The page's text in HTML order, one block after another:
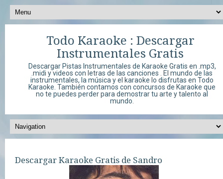
Todo Karaoke : Descargar
Instrumentales Gratis
Descargar Pistas Instrumentales de Karaoke Gratis en .mp3,
.midi y videos con letras de las canciones . El mundo de las
instrumentales, la música y el karaoke lo disfrutas en Todo
Karaoke. También contamos con concursos de Karaoke que
no te puedes perder para demostrar tu arte y talento al
mundo.
Descargar Karaoke Gratis de Sandro